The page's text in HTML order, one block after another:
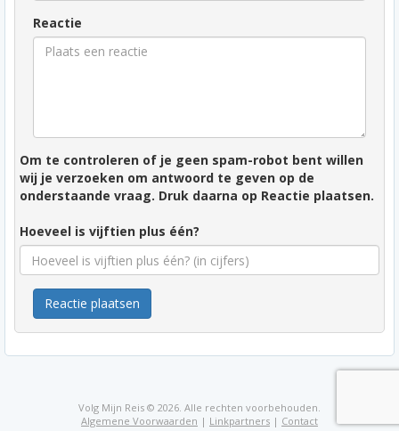
Reactie
Om te controleren of je geen spam-robot bent willen
wij je verzoeken om antwoord te geven op de
onderstaande vraag. Druk daarna op Reactie plaatsen.
Hoeveel is vijftien plus één?
Reactie plaatsen
Volg Mijn Reis © 2026. Alle rechten voorbehouden.
Algemene Voorwaarden | Linkpartners | Contact